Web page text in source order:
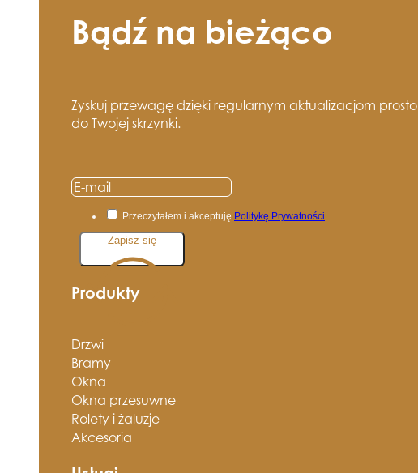
Bądź na bieżąco
Zyskuj przewagę dzięki regularnym aktualizacjom prosto
do Twojej skrzynki.
Przeczytałem i akceptuję Politykę Prywatności
Zapisz się
Produkty
Drzwi
Bramy
Okna
Okna przesuwne
Rolety i żaluzje
Akcesoria